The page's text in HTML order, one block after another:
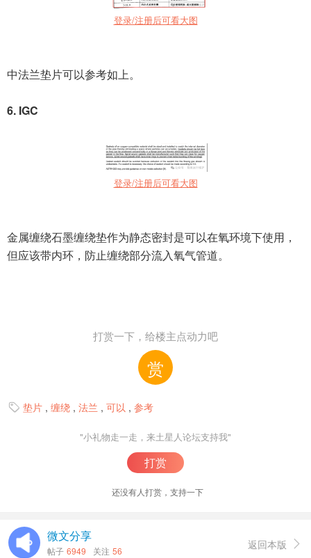
登录/注册后可看大图
中法兰垫片可以参考如上。
6. IGC
登录/注册后可看大图
金属缠绕石墨缠绕垫作为静态密封是可以在氧环境下使用，
但应该带内环，防止缠绕部分流入氧气管道。
打赏一下，给楼主点动力吧
赏
 垫片 , 缠绕 , 法兰 , 可以 , 参考
"小礼物走一走，来土星人论坛支持我"
打赏
还没有人打赏，支持一下
微文分享
帖子 6949 关注 56 返回本版 